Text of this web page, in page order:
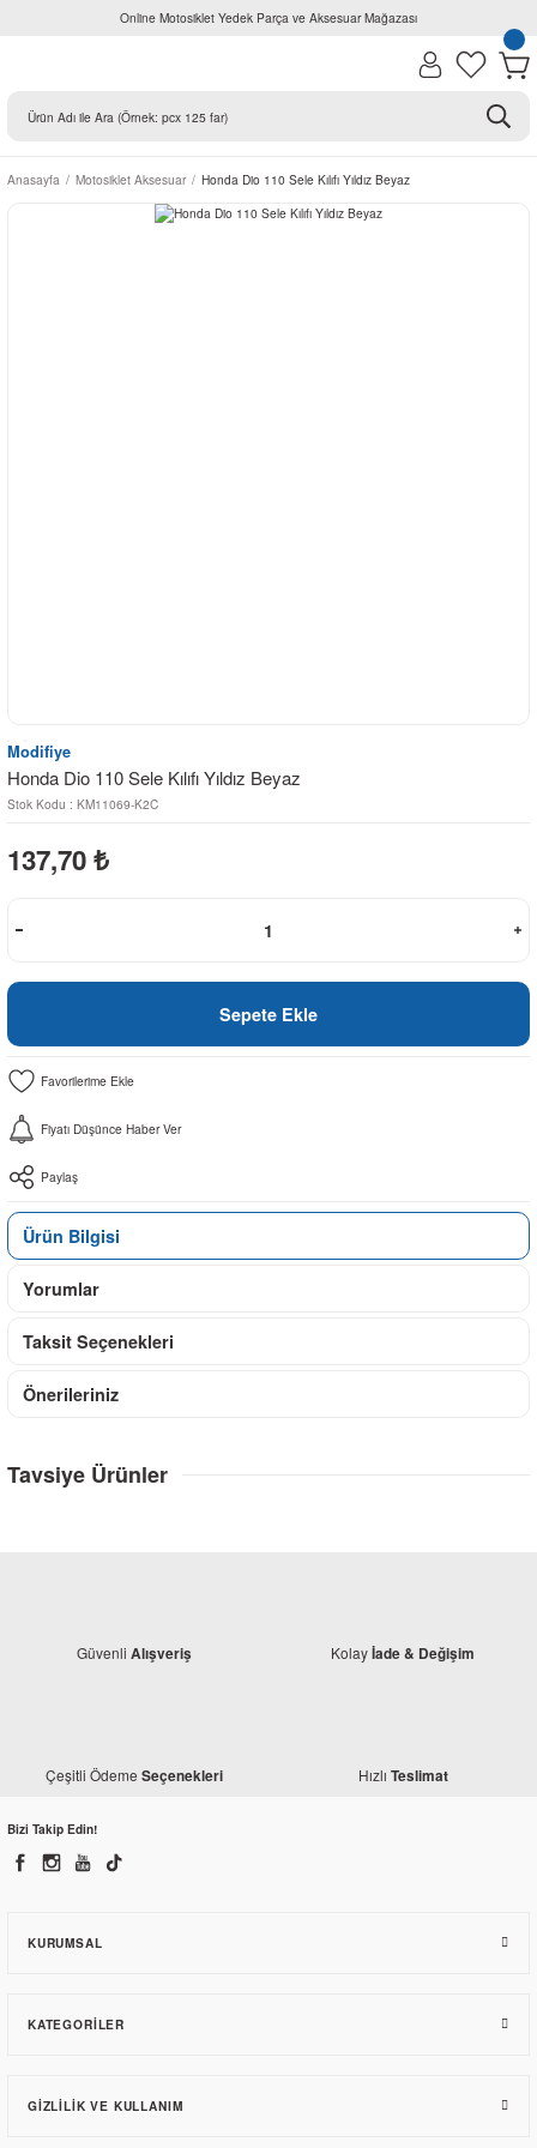
Online Motosiklet Yedek Parça ve Aksesuar Mağazası
Anasayfa Motosiklet Aksesuar Honda Dio 110 Sele Kılıfı Yıldız Beyaz
Modifiye
Honda Dio 110 Sele Kılıfı Yıldız Beyaz
Stok Kodu : KM11069-K2C
137,70 ₺
Sepete Ekle
Fiyatı Düşünce Haber Ver
Paylaş
Ürün Bilgisi
Yorumlar
Taksit Seçenekleri
Önerileriniz
Tavsiye Ürünler
145,50 TL
Güvenli Alışveriş Kolayİade & Değişim
Çeşitli Ödeme Seçenekleri Hızlı Teslimat
Bizi Takip Edin!
KURUMSAL
KATEGORILER
GIZLILIK VE KULLANIM